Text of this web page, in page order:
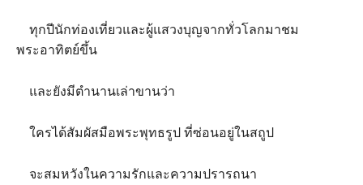
ทุกปีนักท่องเที่ยวและผู้แสวงบุญจากทั่วโลกมาชม
พระอาทิตย์ขึ้น
และยังมีตำนานเล่าขานว่า
ใครได้สัมผัสมือพระพุทธรูป ที่ซ่อนอยู่ในสถูป
จะสมหวังในความรักและความปรารถนา